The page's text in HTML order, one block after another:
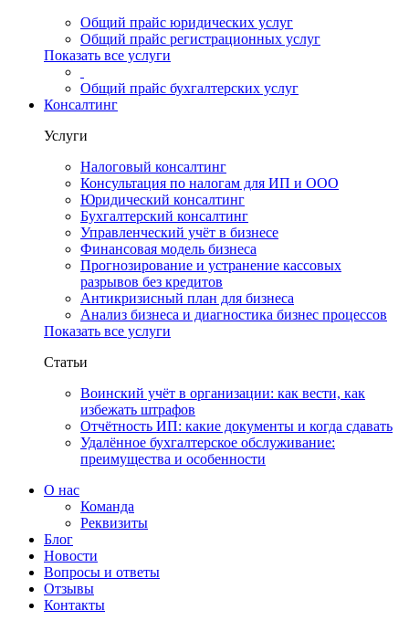
Общий прайс юридических услуг
Общий прайс регистрационных услуг
Показать все услуги
Общий прайс бухгалтерских услуг
Консалтинг
Услуги
Налоговый консалтинг
Консультация по налогам для ИП и ООО
Юридический консалтинг
Бухгалтерский консалтинг
Управленческий учёт в бизнесе
Финансовая модель бизнеса
Прогнозирование и устранение кассовых
разрывов без кредитов
Антикризисный план для бизнеса
Анализ бизнеса и диагностика бизнес процессов
Показать все услуги
Статьи
Воинский учёт в организации: как вести, как
избежать штрафов
Отчётность ИП: какие документы и когда сдавать
Удалённое бухгалтерское обслуживание:
преимущества и особенности
О нас
Команда
Реквизиты
Блог
Новости
Вопросы и ответы
Отзывы
Контакты